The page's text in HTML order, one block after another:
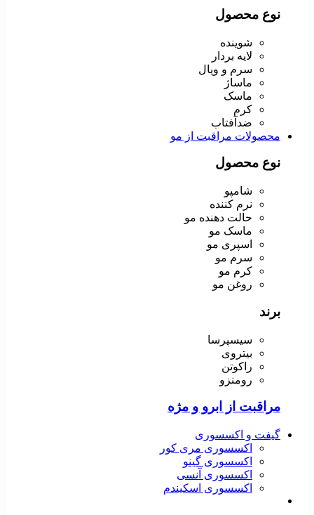
نوع محصول
شوینده
لایه بردار
سرم و ویال
ماساژ
ماسک
کرم
ضدآفتاب
محصولات مراقبت از مو
نوع محصول
شامپو
نرم کننده
حالت دهنده مو
ماسک مو
اسپری مو
سرم مو
کرم مو
روغن مو
برند
سیسپرسا
بیتروی
راکوتن
رومنزو
مراقبت از ابرو و مژه
گیفت و اکسسوری
اکسسوری مری کور
اکسسوری گینو
اکسسوری آنسی
اکسسوری اسکیندم